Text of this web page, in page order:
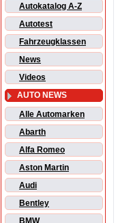
Autokatalog A-Z
Autotest
Fahrzeugklassen
News
Videos
AUTO NEWS
Alle Automarken
Abarth
Alfa Romeo
Aston Martin
Audi
Bentley